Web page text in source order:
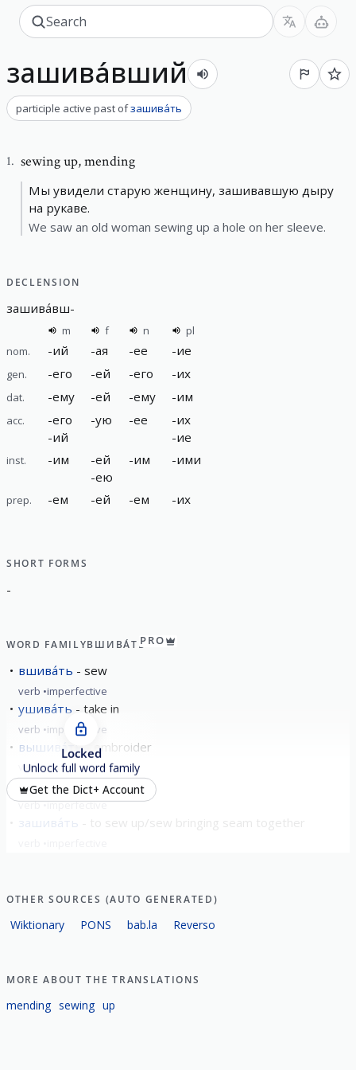
зашива́вший
participle active past ofзашива́ть
1. sewing up,mending
Мы увидели старую женщину, зашивавшую дыру
на рукаве.
We saw an old woman sewing up a hole on her sleeve.
DECLENSION
зашива́вш-
m f n
pl
nom.
-ий -ая -ее -ие
gen. -его -ей -его -их
dat. -ему -ей -ему -им
acc. -его
-ий
-ую -ее -их
-ие
inst. -им -ей
-ею
-им -ими
prep. -ем -ей -ем -их
SHORT FORMS
-
WORD FAMILYВШИВА́ТЬPRO
вшива́ть sew
verb imperfective
ушива́ть take in
verb imperfective
вышива́ть embroider
verb imperfective
дошива́ть finish
verb imperfective
зашива́ть
Locked
Unlock full word family
Get the Dict+ Account
OTHER SOURCES (AUTO GENERATED)
Wiktionary PONS bab.la Reverso
MORE ABOUT THE TRANSLATIONS
mending sewing up